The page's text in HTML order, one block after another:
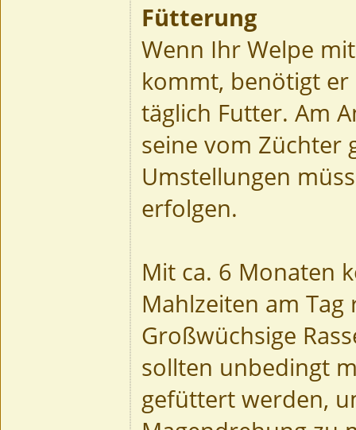
Fütterung
Wenn Ihr Welpe
kommt, benötigt
täglich Futter. Am
seine vom Züchter
Umstellungen
erfolgen.
Mit ca. 6 Monaten
Mahlzeiten am Tag
Großwüchsige
sollten unbedingt
gefüttert werden,